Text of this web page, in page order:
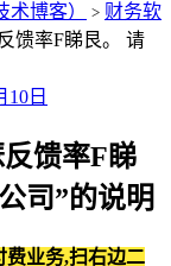
博客） > 财务软
馈率F睇艮。 请
10日
馈率F睇
司”的说明
费业务,扫右边二